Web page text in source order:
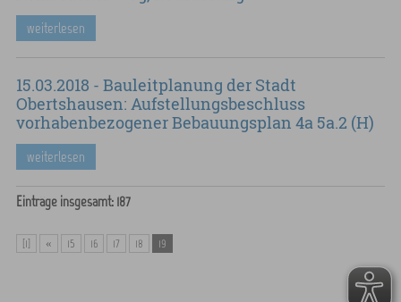
weiterlesen
15.03.2018 - Bauleitplanung der Stadt
Obertshausen: Aufstellungsbeschluss
vorhabenbezogener Bebauungsplan 4a 5a.2 (H)
weiterlesen
Einträge insgesamt: 187
[1] « 15 16 17 18 19